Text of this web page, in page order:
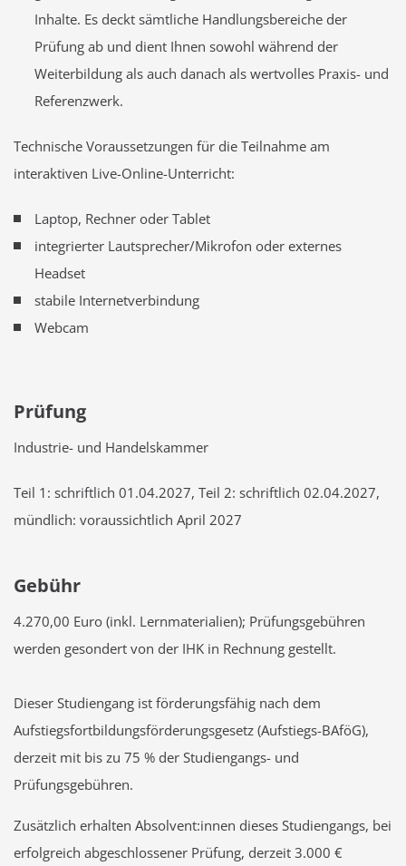
Inhalte. Es deckt sämtliche Handlungsbereiche der
Prüfung ab und dient Ihnen sowohl während der
Weiterbildung als auch danach als wertvolles Praxis- und
Referenzwerk.
Technische Voraussetzungen für die Teilnahme am
interaktiven Live-Online-Unterricht:
Laptop, Rechner oder Tablet
integrierter Lautsprecher/Mikrofon oder externes
Headset
stabile Internetverbindung
Webcam
Prüfung
Industrie- und Handelskammer
Teil 1: schriftlich 01.04.2027, Teil 2: schriftlich 02.04.2027,
mündlich: voraussichtlich April 2027
Gebühr
4.270,00 Euro (inkl. Lernmaterialien); Prüfungsgebühren
werden gesondert von der IHK in Rechnung gestellt.
Dieser Studiengang ist förderungsfähig nach dem
Aufstiegsfortbildungsförderungsgesetz (Aufstiegs-BAföG),
derzeit mit bis zu 75 % der Studiengangs- und
Prüfungsgebühren.
Zusätzlich erhalten Absolvent:innen dieses Studiengangs, bei
erfolgreich abgeschlossener Prüfung, derzeit 3.000 €